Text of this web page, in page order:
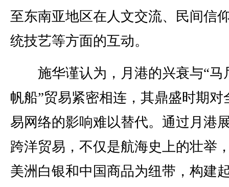
至东南亚地区在人文交流、民间信
统技艺等方面的互动。
施华谨认为，月港的兴衰与“马
帆船”贸易紧密相连，其鼎盛时期对
易网络的影响难以替代。通过月港
跨洋贸易，不仅是航海史上的壮举
美洲白银和中国商品为纽带，构建